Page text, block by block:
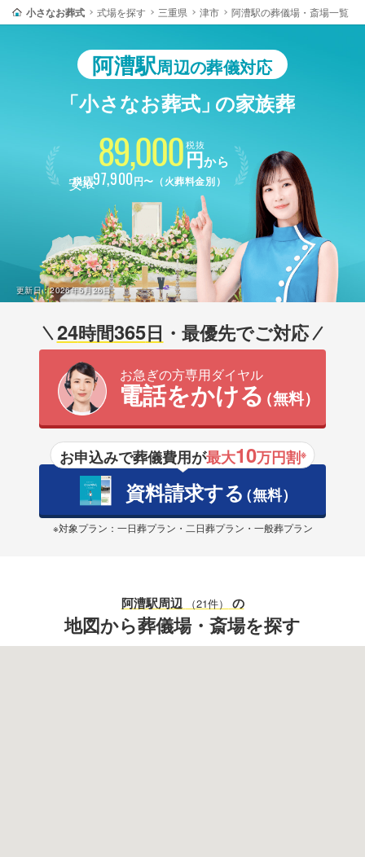
小さなお葬式 式場を探す 三重県 津市 阿漕駅の葬儀場・斎場一覧
阿漕駅周辺の葬儀対応
「小さなお葬式」の家族葬
更新日：2026年5月26日
89,000 税抜
円から
税込97,900円〜（火葬料金別）
24時間365日 ・最優先でご対応
お急ぎの方専用ダイヤル
電話をかける（無料）
お申込みで葬儀費用が最大10万円割※
資料請求する（無料）
※対象プラン：一日葬プラン・二日葬プラン・一般葬プラン
阿漕駅周辺 （21件） の
地図から葬儀場・斎場を探す